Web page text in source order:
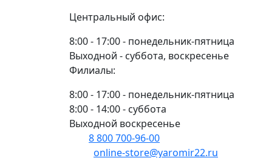
Центральный офис:
8:00 - 17:00 - понедельник-пятница
Выходной - суббота, воскресенье
Филиалы:
8:00 - 17:00 - понедельник-пятница
8:00 - 14:00 - суббота
Выходной воскресенье
8 800 700-96-00
online-store@yaromir22.ru